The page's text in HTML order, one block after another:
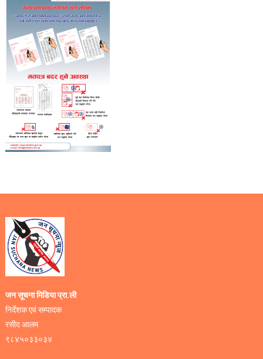
जन सूचना मिडिया प्रा.ली
निर्देशक एवं सम्पादक
रसीद आलम
९८४५०३३०३४